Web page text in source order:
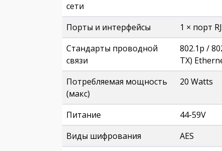
сети
Порты и интерфейсы
1 × порт
Стандарты проводной
связи
802.1p /
TX)
Потребляемая мощность
(макс)
20 Watts
Питание
44-59V
Виды шифрования
AES